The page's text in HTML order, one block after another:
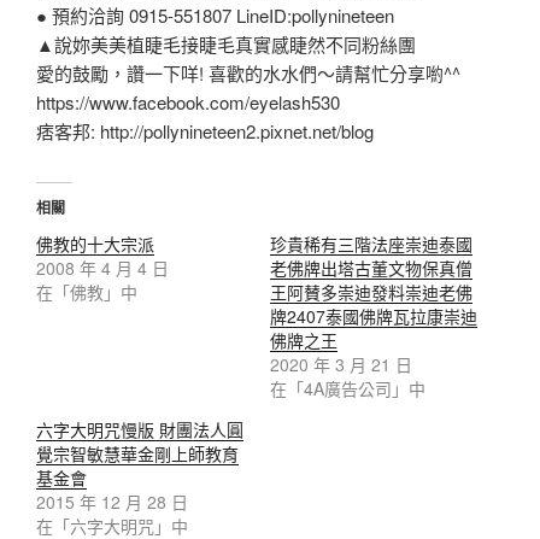
● 預約洽詢 0915-551807 LineID:pollynineteen
▲說妳美美植睫毛接睫毛真實感睫然不同粉絲團
愛的鼓勵，讚一下咩! 喜歡的水水們～請幫忙分享喲^^
https://www.facebook.com/eyelash530
痞客邦: http://pollynineteen2.pixnet.net/blog
相關
佛教的十大宗派
2008 年 4 月 4 日
在「佛教」中
珍貴稀有三階法座崇迪泰國
老佛牌出塔古董文物保真僧
王阿賛多崇迪發料崇迪老佛
牌2407泰國佛牌瓦拉康崇迪
佛牌之王
2020 年 3 月 21 日
在「4A廣告公司」中
六字大明咒慢版 財團法人圓
覺宗智敏慧華金剛上師教育
基金會
2015 年 12 月 28 日
在「六字大明咒」中